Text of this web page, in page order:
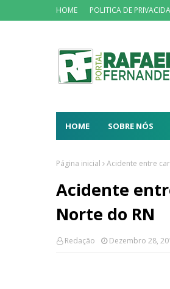
HOME POLITICA DE
HOME SOBRE NÓS
Página inicial Acidente entre
Acidente
Norte do RN
Redação Dezembro 28,